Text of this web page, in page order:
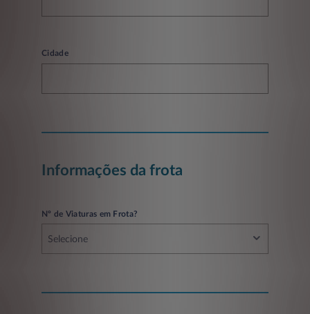
Cidade
Informações da frota
Nº de Viaturas em Frota?
Selecione